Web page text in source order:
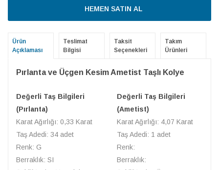
HEMEN SATIN AL
Ürün
Açıklaması
Teslimat
Bilgisi
Taksit
Seçenekleri
Takım
Ürünleri
Pırlanta ve Üçgen Kesim Ametist Taşlı Kolye
Değerli Taş Bilgileri
(Pırlanta)
Karat Ağırlığı: 0,33 Karat
Taş Adedi: 34 adet
Renk: G
Berraklık: SI
Değerli Taş Bilgileri
(Ametist)
Karat Ağırlığı: 4,07 Karat
Taş Adedi: 1 adet
Renk:
Berraklık: